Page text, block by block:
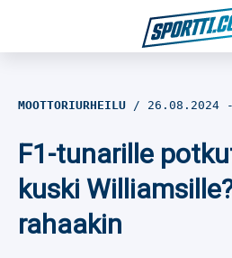
Jalkapallo
Yleisurheilu
MOOTTORIURHEILU 26.08.2024
F1-tunarille
kuski
rahaakin